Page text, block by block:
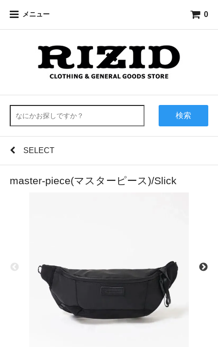
メニュー 0
検索
SELECT
master-piece(マスターピース)/Slick